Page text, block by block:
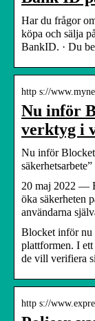
Har du frågor
köpa och sälja
BankID. · Du
http s://
Nu inför
verktyg i
Nu inför
20 maj 2022 —
öka säkerheten
användarna
Blocket inför nu
plattformen. I
de vill verifiera
http s://